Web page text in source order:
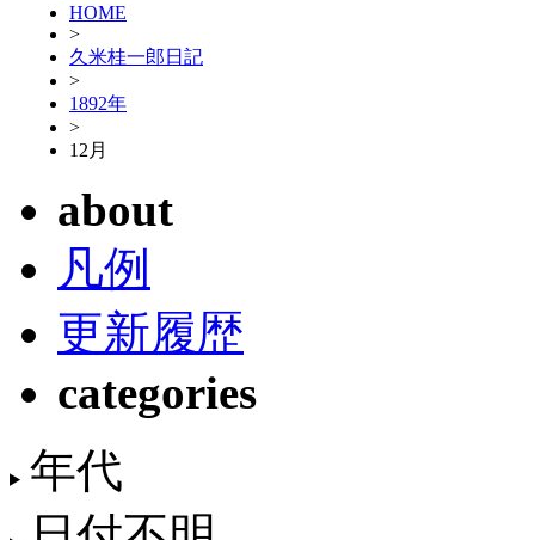
HOME
>
久米桂一郎日記
>
1892年
>
12月
about
凡例
更新履歴
categories
年代